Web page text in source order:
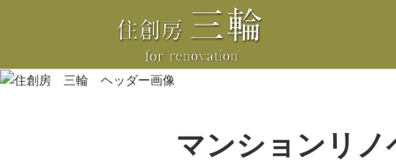
マンションリノ